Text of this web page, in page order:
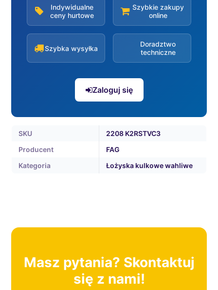
Indywidualne
ceny hurtowe
Szybkie zakupy
online
Szybka wysyłka
Doradztwo
techniczne
Zaloguj się
SKU
2208 K2RSTVC3
Producent
FAG
Kategoria
Łożyska kulkowe wahliwe
Masz pytania? Skontaktuj
się z nami!